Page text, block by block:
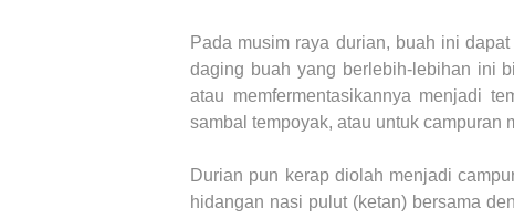
Pada musim raya durian, buah ini
daging buah yang berlebih-lebihan ini
atau memfermentasikannya menjadi
sambal tempoyak, atau untuk campuran
Durian pun kerap diolah menjadi
hidangan nasi pulut (ketan) bersama